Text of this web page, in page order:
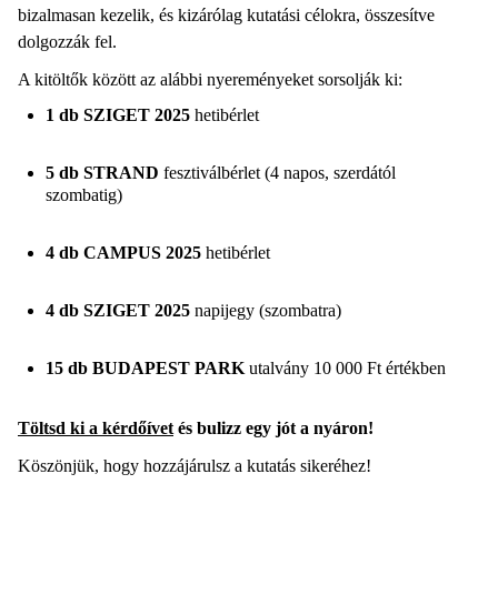
bizalmasan kezelik, és kizárólag kutatási célokra, összesítve
dolgozzák fel.
A kitöltők között az alábbi nyereményeket sorsolják ki:
1 db SZIGET 2025 hetibérlet
5 db STRAND fesztiválbérlet (4 napos, szerdától
szombatig)
4 db CAMPUS 2025 hetibérlet
4 db SZIGET 2025 napijegy (szombatra)
15 db BUDAPEST PARKutalvány 10 000 Ft értékben
Töltsd ki a kérdőívetés bulizz egy jót a nyáron!
Köszönjük, hogy hozzájárulsz a kutatás sikeréhez!